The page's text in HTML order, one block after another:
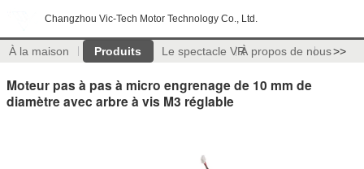
Changzhou Vic-Tech Motor Technology Co., Ltd.
À la maison Produits Le spectacle VRÀ propos de nous>>
Moteur pas à pas à micro engrenage de 10 mm de
diamètre avec arbre à vis M3 réglable